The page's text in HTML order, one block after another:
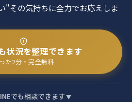
"その気持ちに全力でお応えしま
状況を整理できます
た2分・完全無料
でも相談できます